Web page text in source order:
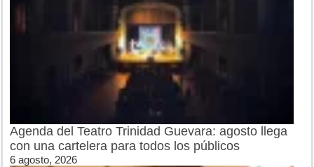
Agenda del Teatro Trinidad Guevara: agosto llega
con una cartelera para todos los públicos
6 agosto, 2026